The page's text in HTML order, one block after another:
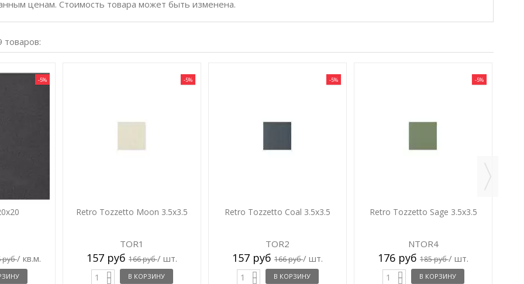
ценам. Стоимость товара может быть изменена.
товаров:
-5%
руб/ кв.м.
-5%
Retro Tozzetto Moon 3.5x3.5
TOR1
157 руб 166 руб/ шт.
В КОРЗИНУ
-5%
Retro Tozzetto Coal 3.5x3.5
TOR2
157 руб 166 руб/ шт.
В КОРЗИНУ
-5%
Retro Tozzetto Sage 3.5x3.5
NTOR4
176 руб 185 руб/ шт.
В КОРЗИНУ